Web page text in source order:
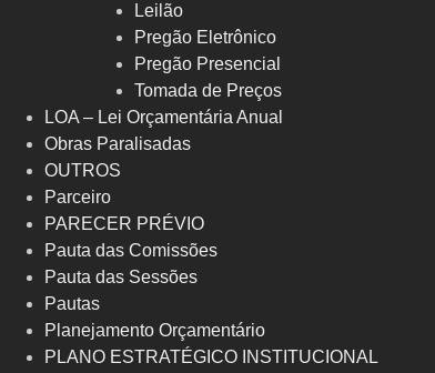
Leilão
Pregão Eletrônico
Pregão Presencial
Tomada de Preços
LOA – Lei Orçamentária Anual
Obras Paralisadas
OUTROS
Parceiro
PARECER PRÉVIO
Pauta das Comissões
Pauta das Sessões
Pautas
Planejamento Orçamentário
PLANO ESTRATÉGICO INSTITUCIONAL